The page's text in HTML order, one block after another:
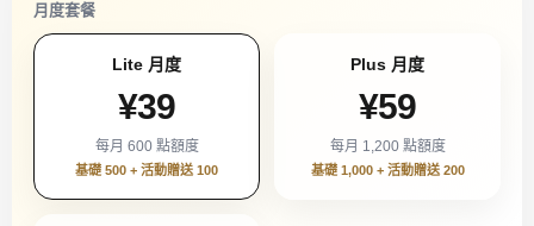
月度套餐
Lite 月度
¥39
每月 600 點額度
基礎 500 + 活動贈送 100
Plus 月度
¥59
每月 1,200 點額度
基礎 1,000 + 活動贈送 200